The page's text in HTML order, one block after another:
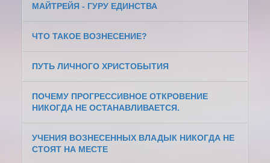
МАЙТРЕЙЯ - ГУРУ ЕДИНСТВА
ЧТО ТАКОЕ ВОЗНЕСЕНИЕ?
ПУТЬ ЛИЧНОГО ХРИСТОБЫТИЯ
ПОЧЕМУ ПРОГРЕССИВНОЕ ОТКРОВЕНИЕ
НИКОГДА НЕ ОСТАНАВЛИВАЕТСЯ.
УЧЕНИЯ ВОЗНЕСЕННЫХ ВЛАДЫК НИКОГДА НЕ
СТОЯТ НА МЕСТЕ